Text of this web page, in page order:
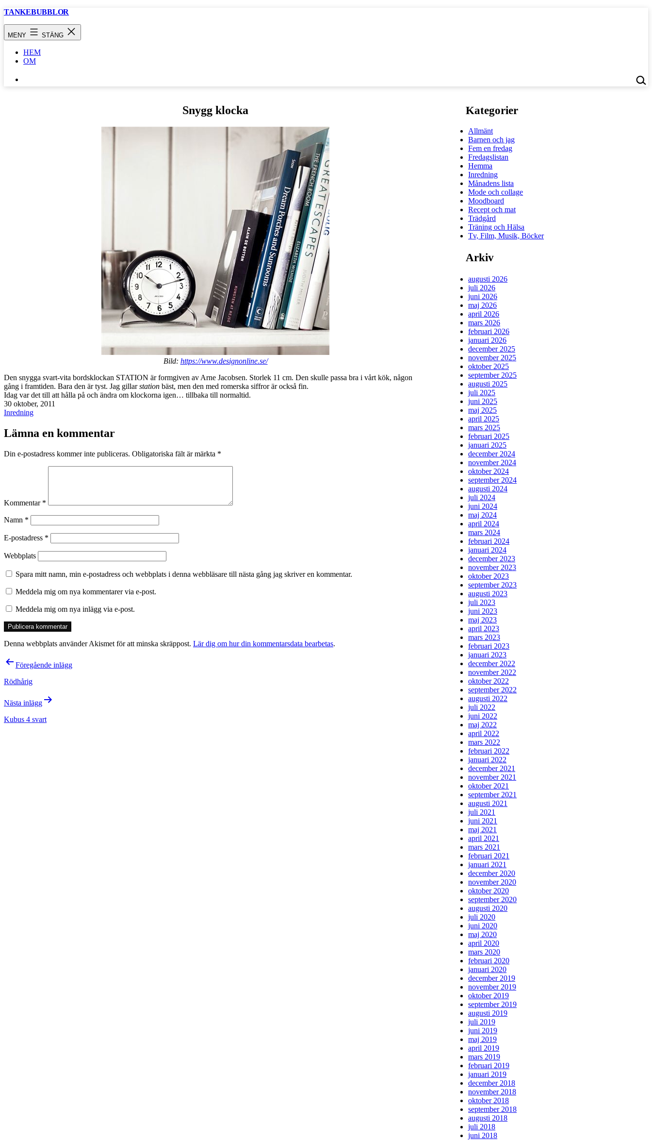
Hoppa
TANKEBUBBLOR
MENY STÄNG
HEM
OM
…
Snygg klocka
Bild: https://www.designonline.se/
Den snygga svart-vita bordsklockan STATION är formgiven av Arne Jacobsen. Storlek 11 cm. Den skulle passa bra i vårt kök, någon
gång i framtiden. Bara den är tyst. Jag gillarstation bäst, men den med romerska siffror är också fin.
Idag var det till att hålla på och ändra om klockorna igen… tillbaka till normaltid.
Publicerat
den
30 oktober, 2011
Kategoriserat
Inredning
Lämna en kommentar
Din e-postadress kommer inte publiceras. Obligatoriska fält är märkta *
Kommentar *
Namn *
E-postadress *
Webbplats
Spara mitt namn, min e-postadress och webbplats i denna webbläsare till nästa gång jag skriver en kommentar.
Meddela mig om nya kommentarer via e-post.
Meddela mig om nya inlägg via e-post.
Denna webbplats använder Akismet för att minska skräppost. Lär dig om hur din kommentarsdata bearbetas.
Inläggsnavigering
Föregående inlägg
Rödhårig
Nästa inlägg
Kubus 4 svart
Kategorier
Allmänt
Barnen och jag
Fem en fredag
Fredagslistan
Hemma
Inredning
Månadens lista
Mode och collage
Moodboard
Recept och mat
Trädgård
Träning och Hälsa
Tv, Film, Musik, Böcker
Arkiv
augusti 2026
juli 2026
juni 2026
maj 2026
april 2026
mars 2026
februari 2026
januari 2026
december 2025
november 2025
oktober 2025
september 2025
augusti 2025
juli 2025
juni 2025
maj 2025
april 2025
mars 2025
februari 2025
januari 2025
december 2024
november 2024
oktober 2024
september 2024
augusti 2024
juli 2024
juni 2024
maj 2024
april 2024
mars 2024
februari 2024
januari 2024
december 2023
november 2023
oktober 2023
september 2023
augusti 2023
juli 2023
juni 2023
maj 2023
april 2023
mars 2023
februari 2023
januari 2023
december 2022
november 2022
oktober 2022
september 2022
augusti 2022
juli 2022
juni 2022
maj 2022
april 2022
mars 2022
februari 2022
januari 2022
december 2021
november 2021
oktober 2021
september 2021
augusti 2021
juli 2021
juni 2021
maj 2021
april 2021
mars 2021
februari 2021
januari 2021
december 2020
november 2020
oktober 2020
september 2020
augusti 2020
juli 2020
juni 2020
maj 2020
april 2020
mars 2020
februari 2020
januari 2020
december 2019
november 2019
oktober 2019
september 2019
augusti 2019
juli 2019
juni 2019
maj 2019
april 2019
mars 2019
februari 2019
januari 2019
december 2018
november 2018
oktober 2018
september 2018
augusti 2018
juli 2018
juni 2018